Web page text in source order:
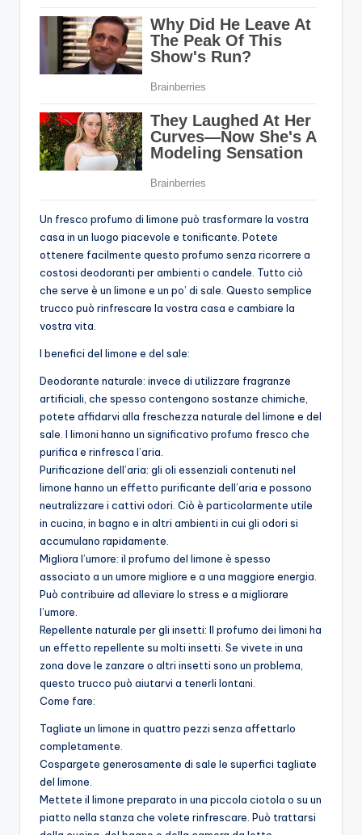
Un fresco profumo di limone può trasformare la vostra
casa in un luogo piacevole e tonificante. Potete
ottenere facilmente questo profumo senza ricorrere a
costosi deodoranti per ambienti o candele. Tutto ciò
che serve è un limone e un po’ di sale. Questo semplice
trucco può rinfrescare la vostra casa e cambiare la
vostra vita.
I benefici del limone e del sale:
Deodorante naturale: invece di utilizzare fragranze
artificiali, che spesso contengono sostanze chimiche,
potete affidarvi alla freschezza naturale del limone e del
sale. I limoni hanno un significativo profumo fresco che
purifica e rinfresca l’aria.
Purificazione dell’aria: gli oli essenziali contenuti nel
limone hanno un effetto purificante dell’aria e possono
neutralizzare i cattivi odori. Ciò è particolarmente utile
in cucina, in bagno e in altri ambienti in cui gli odori si
accumulano rapidamente.
Migliora l’umore: il profumo del limone è spesso
associato a un umore migliore e a una maggiore energia.
Può contribuire ad alleviare lo stress e a migliorare
l’umore.
Repellente naturale per gli insetti: Il profumo dei limoni ha
un effetto repellente su molti insetti. Se vivete in una
zona dove le zanzare o altri insetti sono un problema,
questo trucco può aiutarvi a tenerli lontani.
Come fare:
Tagliate un limone in quattro pezzi senza affettarlo
completamente.
Cospargete generosamente di sale le superfici tagliate
del limone.
Mettete il limone preparato in una piccola ciotola o su un
piatto nella stanza che volete rinfrescare. Può trattarsi